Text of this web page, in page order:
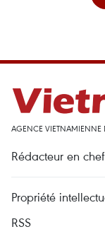
AGENCE VIETNAMIENNE
Rédacteur en
Propriété
RSS